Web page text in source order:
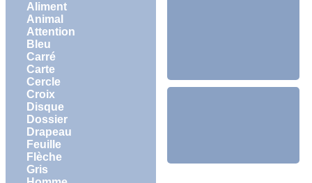
Aliment
Animal
Attention
Bleu
Carré
Carte
Cercle
Croix
Disque
Dossier
Drapeau
Feuille
Flèche
Gris